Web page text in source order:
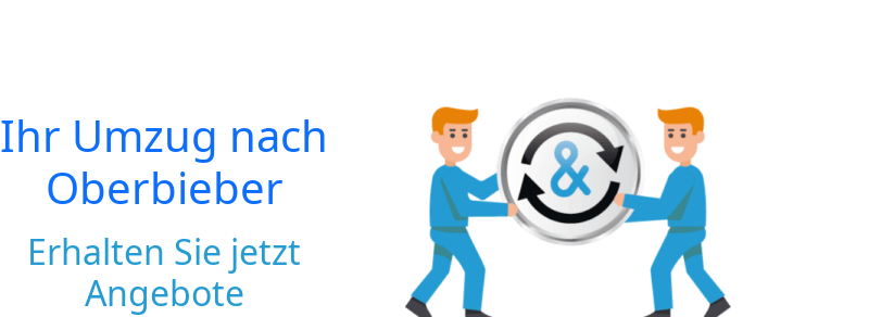
Ihr Umzug nach
Oberbieber
Erhalten Sie jetzt
Angebote